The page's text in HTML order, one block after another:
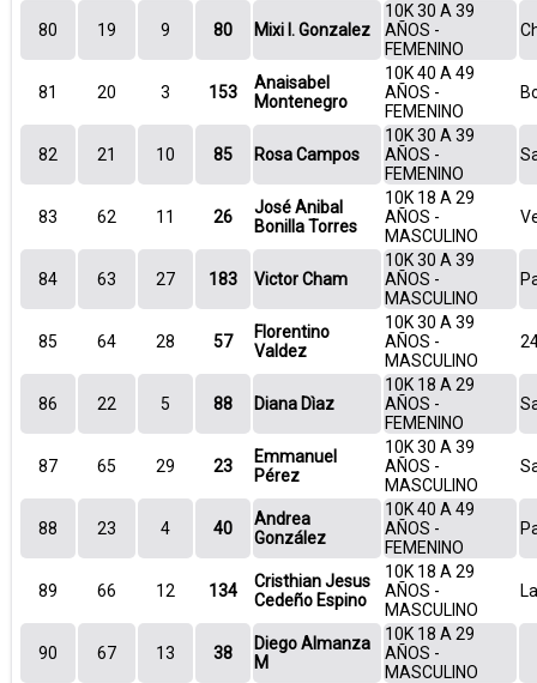
80 19 9 80 Mixi I. Gonzalez
10K 30 A 39
AÑOS -
FEMENINO
81 20 3 153
Anaisabel
Montenegro
10K 40 A 49
AÑOS -
FEMENINO
82 21 10 85 Rosa Campos
10K 30 A 39
AÑOS -
FEMENINO
83 62 11 26
José Anibal
Bonilla Torres
10K 18 A 29
AÑOS -
MASCULINO
84 63 27 183 Victor Cham
10K 30 A 39
AÑOS -
MASCULINO
85 64 28 57
Florentino
Valdez
10K 30 A 39
AÑOS -
MASCULINO
86 22 5 88 Diana Dìaz
10K 18 A 29
AÑOS -
FEMENINO
87 65 29 23
Emmanuel
Pérez
10K 30 A 39
AÑOS -
MASCULINO
88 23 4 40
Andrea
González
10K 40 A 49
AÑOS -
FEMENINO
89 66 12 134
Cristhian Jesus
Cedeño Espino
10K 18 A 29
AÑOS -
MASCULINO
90 67 13 38
Diego Almanza
M
10K 18 A 29
AÑOS -
MASCULINO